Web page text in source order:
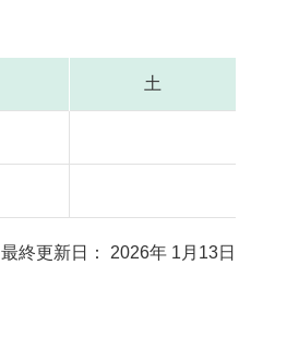
土
最終更新日： 2026年 1月13日